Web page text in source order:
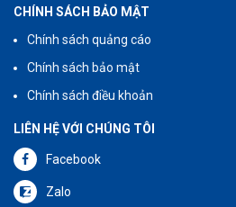
CHÍNH SÁCH BẢO MẬT
Chính sách quảng cáo
Chính sách bảo mật
Chính sách điều khoản
LIÊN HỆ VỚI CHÚNG TÔI
Facebook
Zalo